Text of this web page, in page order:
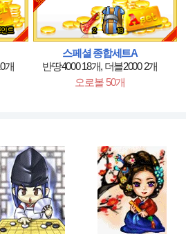
개
스페셜 종합세트A
반땅4000 18개, 더블2000 2개
오로볼 50개